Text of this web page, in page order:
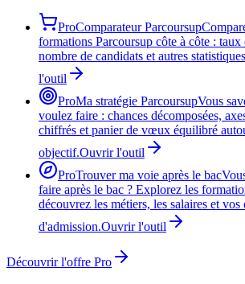
ProComparateur Parcoursup
formations Parcoursup côte à côte : taux
nombre de candidats et autres
l'outil
ProMa stratégie ParcoursupVous
voulez faire : chances décomposées,
chiffrés et panier de vœux équilibré
objectif.Ouvrir l'outil
ProTrouver ma voie après le bac
faire après le bac ? Explorez les
découvrez les métiers, les salaires et vos
d'admission.Ouvrir l'outil
Découvrir l'offre Pro